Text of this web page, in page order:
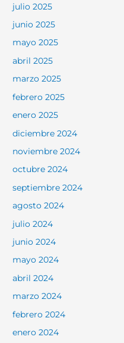
julio 2025
junio 2025
mayo 2025
abril 2025
marzo 2025
febrero 2025
enero 2025
diciembre 2024
noviembre 2024
octubre 2024
septiembre 2024
agosto 2024
julio 2024
junio 2024
mayo 2024
abril 2024
marzo 2024
febrero 2024
enero 2024